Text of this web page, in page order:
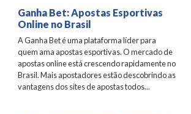
Ganha Bet: Apostas Esportivas
Online no Brasil
A Ganha Bet é uma plataforma líder para
quem ama apostas esportivas. O mercado de
apostas online está crescendo rapidamente no
Brasil. Mais apostadores estão descobrindo as
vantagens dos sites de apostas todos...